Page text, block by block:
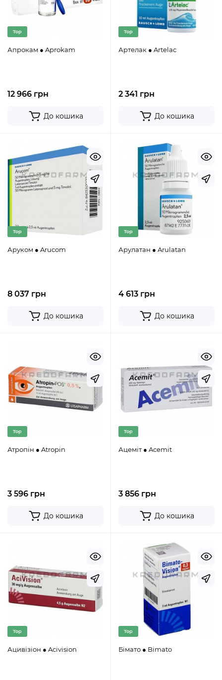
Top
Апрокам ● Aprokam
12 966 грн
До кошика
Top
Артелак ● Artelac
2 341 грн
До кошика
Top
Аруком ● Arucom
8 037 грн
До кошика
Top
Арулатан ● Arulatan
4 613 грн
До кошика
Top
Атропін ● Atropin
3 596 грн
До кошика
Top
Ацеміт ● Acemit
3 856 грн
До кошика
Top
Ацивізіон ● Acivision
Top
Бімато ● Bimato